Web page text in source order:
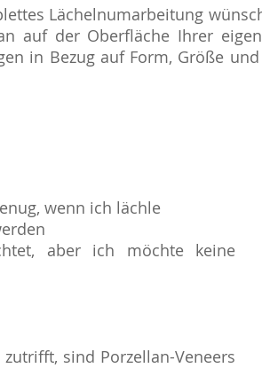
Lächelnumarbeitung
auf der Oberfläche Ihrer
in Bezug auf Form, Größe
wenn ich lächle
aber ich möchte keine
sind Porzellan-Veneers